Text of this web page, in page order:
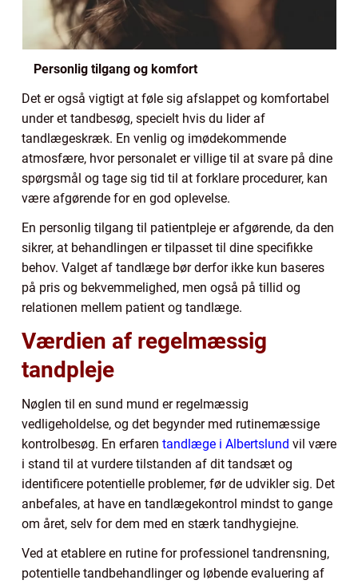
Personlig tilgang og komfort
Det er også vigtigt at føle sig afslappet og komfortabel
under et tandbesøg, specielt hvis du lider af
tandlægeskræk. En venlig og imødekommende
atmosfære, hvor personalet er villige til at svare på dine
spørgsmål og tage sig tid til at forklare procedurer, kan
være afgørende for en god oplevelse.
En personlig tilgang til patientpleje er afgørende, da den
sikrer, at behandlingen er tilpasset til dine specifikke
behov. Valget af tandlæge bør derfor ikke kun baseres
på pris og bekvemmelighed, men også på tillid og
relationen mellem patient og tandlæge.
Værdien af regelmæssig
tandpleje
Nøglen til en sund mund er regelmæssig
vedligeholdelse, og det begynder med rutinemæssige
kontrolbesøg. En erfaren tandlæge i Albertslund vil være
i stand til at vurdere tilstanden af dit tandsæt og
identificere potentielle problemer, før de udvikler sig. Det
anbefales, at have en tandlægekontrol mindst to gange
om året, selv for dem med en stærk tandhygiejne.
Ved at etablere en rutine for professionel tandrensning,
potentielle tandbehandlinger og løbende evaluering af